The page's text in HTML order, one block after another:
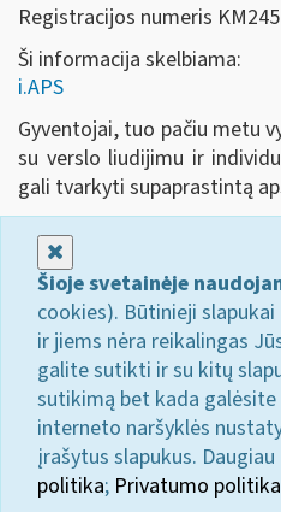
Registracijos numeris
Ši informacija skelbiama:
i.APS
Gyventojai, tuo pačiu metu
su verslo liudijimu ir
gali tvarkyti supaprastintą
Šioje svetainėje
cookies). Būtinieji
ir jiems nėra reikalingas
galite sutikti ir su kitų
sutikimą bet kada
interneto naršyklės
įrašytus slapukus.
politika; Privatumo